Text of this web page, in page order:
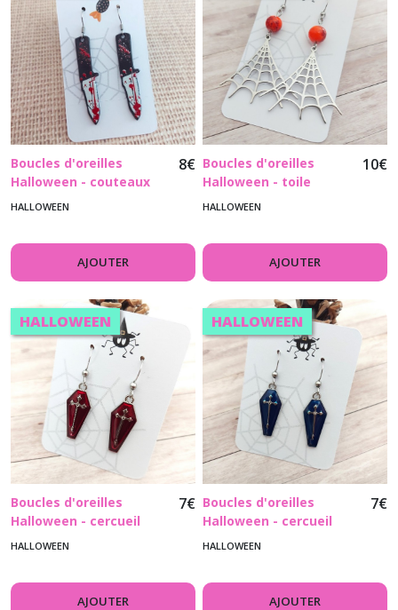
Boucles d'oreilles
Halloween - couteaux
ensanglantés - crochets
8€
HALLOWEEN
AJOUTER
Boucles d'oreilles
Halloween - toile
d'araignée et perle
10€
HALLOWEEN
AJOUTER
HALLOWEEN
Boucles d'oreilles
Halloween - cercueil
rouge foncé - crochets
7€
HALLOWEEN
AJOUTER
HALLOWEEN
Boucles d'oreilles
Halloween - cercueil
bleu - crochets en acier
7€
HALLOWEEN
AJOUTER